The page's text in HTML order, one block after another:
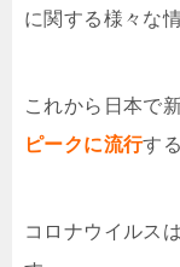
に関する様々な
これから日本で
ピークに流行す
コロナウイルス